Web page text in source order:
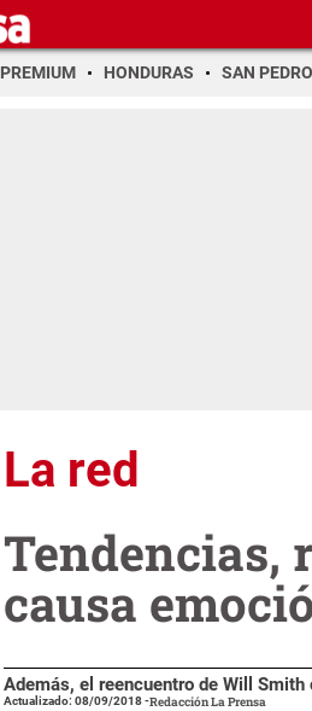
PREMIUM HONDURAS SAN PEDRO
La red
Tendencias,
causa
Además, el reencuentro de Will Smith
Actualizado: 08/09/2018-Redacción La Prensa